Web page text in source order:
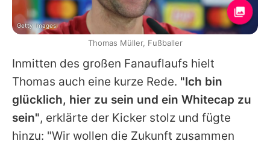
Inmitten des großen Fanauflaufs hielt
Thomas auch eine kurze Rede. "Ich bin
glücklich, hier zu sein und ein Whitecap zu
sein", erklärte der Kicker stolz und fügte
hinzu: "Wir wollen die Zukunft zusammen
Getty Images
Thomas Müller, Fußballer